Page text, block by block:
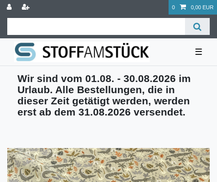
0 0,00 EUR
☰
Wir sind vom 01.08. - 30.08.2026 im
Urlaub. Alle Bestellungen, die in
dieser Zeit getätigt werden, werden
erst ab dem 31.08.2026 versendet.